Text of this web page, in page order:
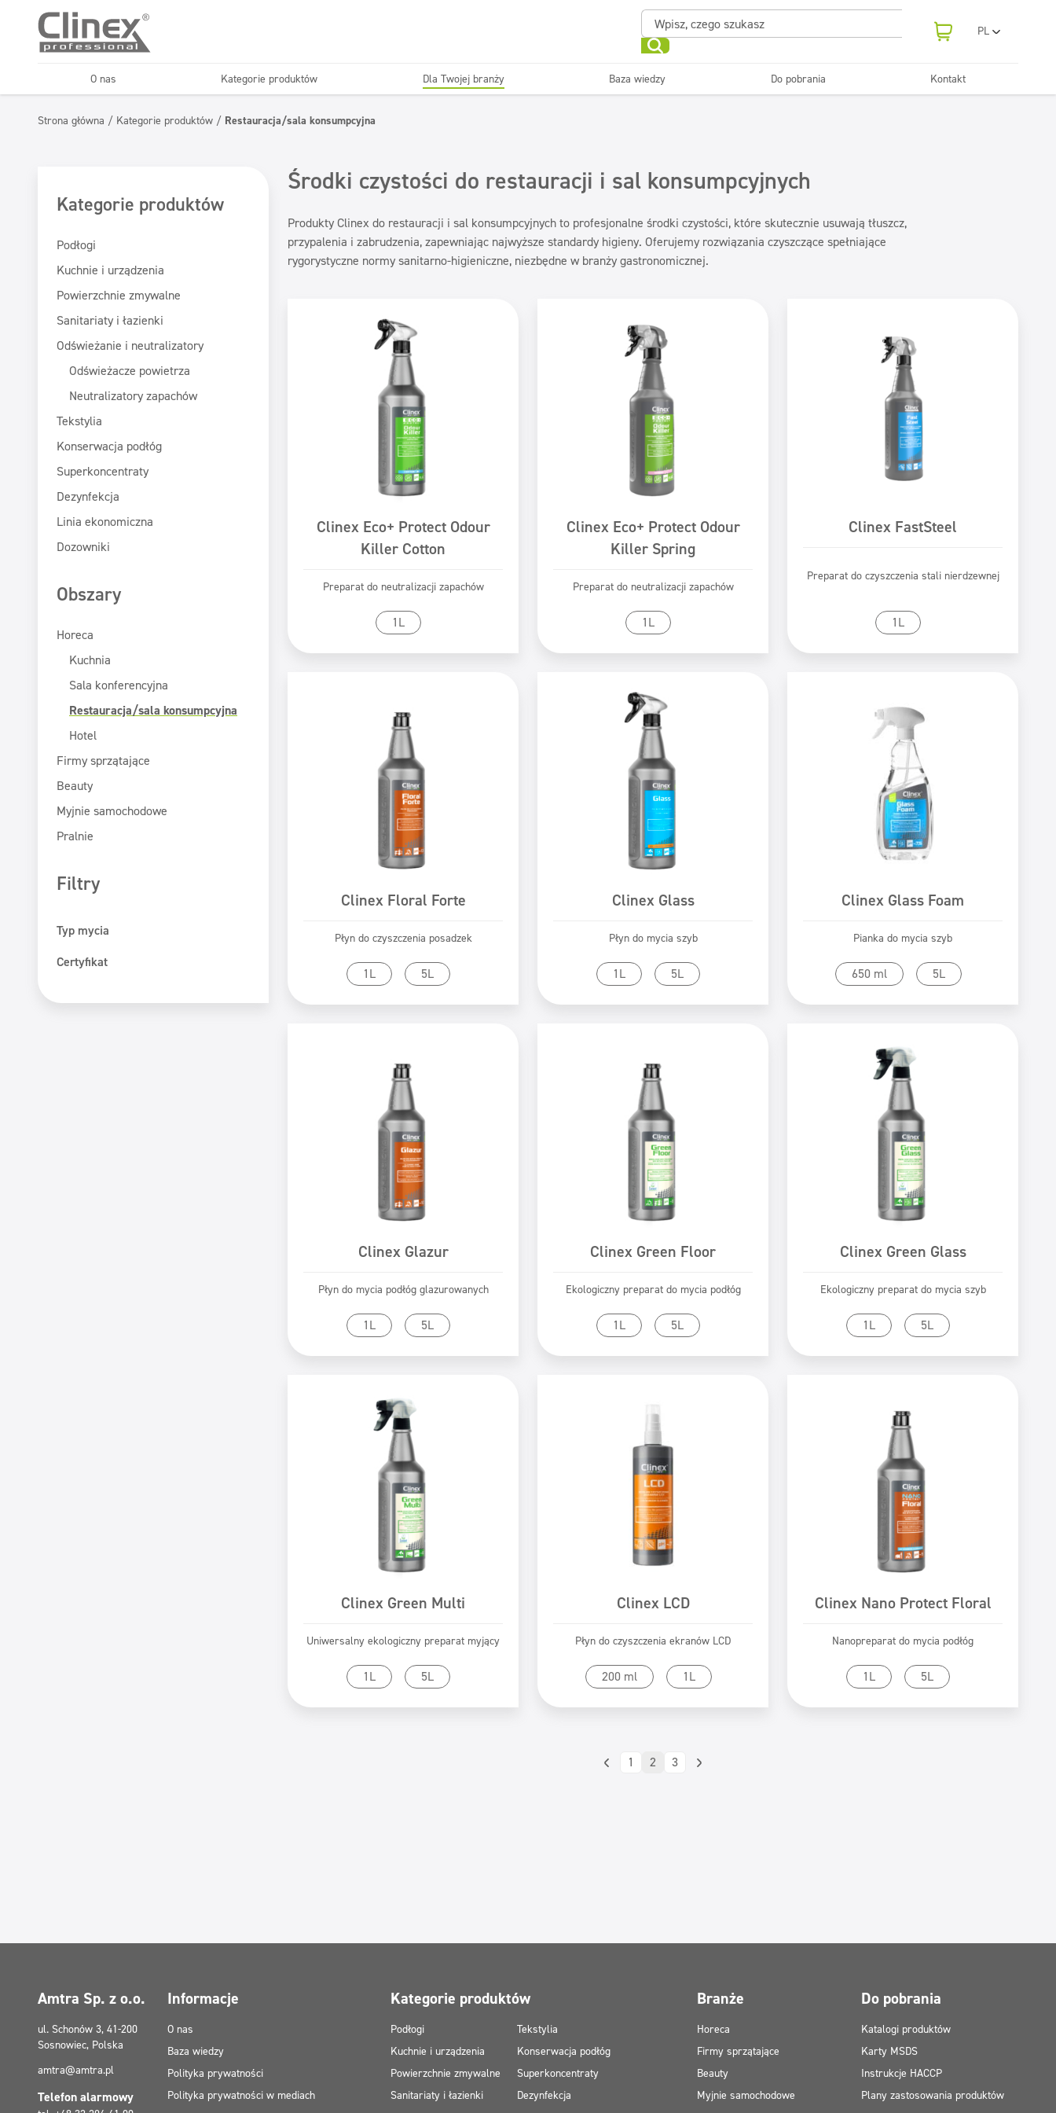
PL
RO
O nas Kategorie produktów Dla Twojej branży
Horeca Firmy sprzątające
Baza wiedzy Do pobrania Kontakt
Strona główna / Kategorie produktów / Restauracja/sala konsumpcyjna
Kategorie produktów
Podłogi
Kuchnie i urządzenia
Powierzchnie zmywalne
Sanitariaty i łazienki
Odświeżanie i neutralizatory
Odświeżacze powietrza
Neutralizatory zapachów
Tekstylia
Konserwacja podłóg
Superkoncentraty
Dezynfekcja
Linia ekonomiczna
Dozowniki
Obszary
Horeca
Kuchnia
Sala konferencyjna
Restauracja/sala konsumpcyjna
Hotel
Firmy sprzątające
Beauty
Myjnie samochodowe
Pralnie
Filtry
Typ mycia
Mycie maszynowe
Certyfikat
Środki czystości do restauracji i sal konsumpcyjnych
Produkty Clinex do restauracji i sal konsumpcyjnych to profesjonalne środki czystości, które skutecznie usuwają tłuszcz,
przypalenia i zabrudzenia, zapewniając najwyższe standardy higieny. Oferujemy rozwiązania czyszczące spełniające
rygorystyczne normy sanitarno-higieniczne, niezbędne w branży gastronomicznej.
Clinex Eco+ Protect Odour
Killer Cotton
Preparat do neutralizacji zapachów
1L
Przejdź do produktu
Clinex Eco+ Protect Odour
Killer Spring
Preparat do neutralizacji zapachów
1L
Przejdź do produktu
Clinex FastSteel
Preparat do czyszczenia stali nierdzewnej
1L
Przejdź do produktu
Clinex Floral Forte
Płyn do czyszczenia posadzek
1L 5L
Przejdź do produktu
Clinex Glass
Płyn do mycia szyb
1L 5L
Przejdź do produktu
Clinex Glass Foam
Pianka do mycia szyb
650 ml 5L
Przejdź do produktu
Clinex Glazur
Płyn do mycia podłóg glazurowanych
1L 5L
Przejdź do produktu
Clinex Green Floor
Ekologiczny preparat do mycia podłóg
1L 5L
Przejdź do produktu
Clinex Green Glass
Ekologiczny preparat do mycia szyb
1L 5L
Przejdź do produktu
Clinex Green Multi
Uniwersalny ekologiczny preparat myjący
1L 5L
Przejdź do produktu
Clinex LCD
Płyn do czyszczenia ekranów LCD
200 ml 1L
Przejdź do produktu
Clinex Nano Protect Floral
Nanopreparat do mycia podłóg
1L 5L
Przejdź do produktu
1 2 3
Amtra Sp. z o.o.
ul. Schonów 3, 41-200
Sosnowiec, Polska
amtra@amtra.pl
Telefon alarmowy
Informacje
O nas
Baza wiedzy
Polityka prywatności
Polityka prywatności w mediach
Kategorie produktów
Podłogi
Kuchnie i urządzenia
Powierzchnie zmywalne
Sanitariaty i łazienki
Tekstylia
Konserwacja podłóg
Superkoncentraty
Dezynfekcja
Branże
Horeca
Firmy sprzątające
Beauty
Myjnie samochodowe
Do pobrania
Katalogi produktów
Karty MSDS
Instrukcje HACCP
Plany zastosowania produktów